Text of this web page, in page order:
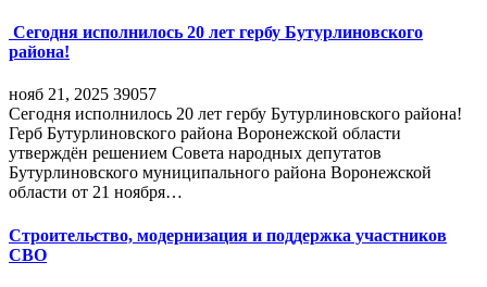
Сегодня исполнилось 20 лет гербу Бутурлиновского
района!
нояб 21, 2025 39057
Сегодня исполнилось 20 лет гербу Бутурлиновского района!
Герб Бутурлиновского района Воронежской области
утверждён решением Совета народных депутатов
Бутурлиновского муниципального района Воронежской
области от 21 ноября…
Строительство, модернизация и поддержка участников
СВО